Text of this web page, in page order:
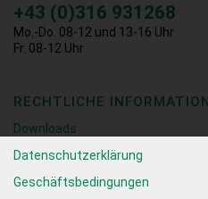
+43 (0)316 931268
Mo.-Do. 08-12 und 13-16 Uhr
Fr. 08-12 Uhr
RECHTLICHE
Downloads
Datenschutzerklärung
Geschäftsbedingungen